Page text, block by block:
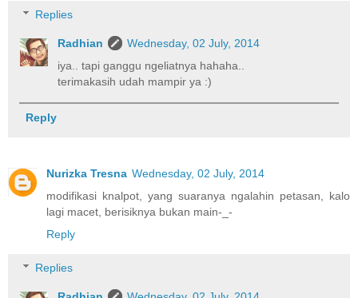
Replies
Radhian
Wednesday, 02 July, 2014
iya.. tapi ganggu ngeliatnya hahaha..
terimakasih udah mampir ya :)
Reply
Nurizka Tresna Wednesday, 02 July, 2014
modifikasi knalpot, yang suaranya ngalahin petasan, kalo
lagi macet, berisiknya bukan main-_-
Reply
Replies